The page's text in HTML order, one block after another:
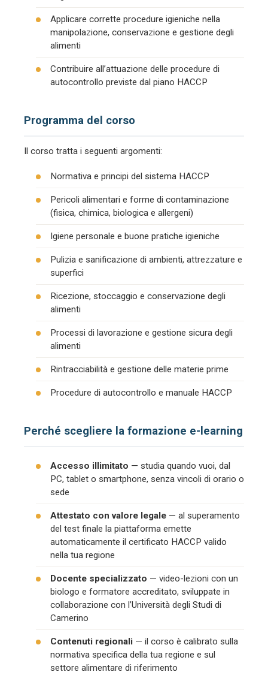
Applicare corrette procedure igieniche nella
manipolazione, conservazione e gestione degli
alimenti
Contribuire all’attuazione delle procedure di
autocontrollo previste dal piano HACCP
Programma del corso
Il corso tratta i seguenti argomenti:
Normativa e principi del sistema HACCP
Pericoli alimentari e forme di contaminazione
(fisica, chimica, biologica e allergeni)
Igiene personale e buone pratiche igieniche
Pulizia e sanificazione di ambienti, attrezzature e
superfici
Ricezione, stoccaggio e conservazione degli
alimenti
Processi di lavorazione e gestione sicura degli
alimenti
Rintracciabilità e gestione delle materie prime
Procedure di autocontrollo e manuale HACCP
Perché scegliere la formazione e-learning
Accesso illimitato — studia quando vuoi, dal
PC, tablet o smartphone, senza vincoli di orario o
sede
Attestato con valore legale — al superamento
del test finale la piattaforma emette
automaticamente il certificato HACCP valido
nella tua regione
Docente specializzato — video-lezioni con un
biologo e formatore accreditato, sviluppate in
collaborazione con l’Università degli Studi di
Camerino
Contenuti regionali — il corso è calibrato sulla
normativa specifica della tua regione e sul
settore alimentare di riferimento